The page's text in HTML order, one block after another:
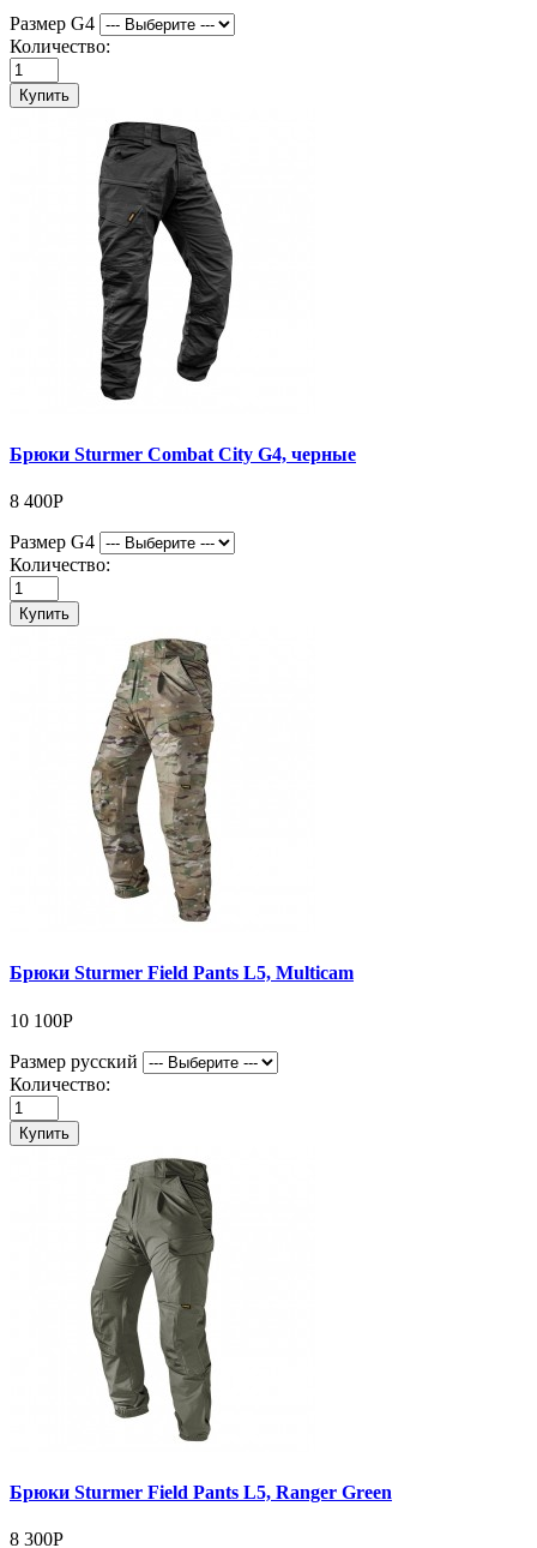
Размер G4
Количество:
Купить
Брюки Sturmer Combat City G4, черные
8 400Р
Размер G4
Количество:
Купить
Брюки Sturmer Field Pants L5, Multicam
10 100Р
Размер русский
Количество:
Купить
Брюки Sturmer Field Pants L5, Ranger Green
8 300Р